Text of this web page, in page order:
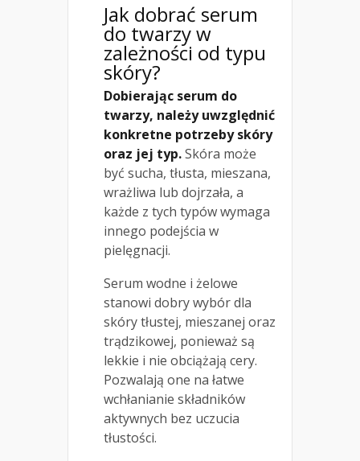
Jak dobrać serum
do twarzy w
zależności od typu
skóry?
Dobierając serum do
twarzy, należy uwzględnić
konkretne potrzeby skóry
oraz jej typ.Skóra może
być sucha, tłusta, mieszana,
wrażliwa lub dojrzała, a
każde z tych typów wymaga
innego podejścia w
pielęgnacji.
Serum wodne i żelowe
stanowi dobry wybór dla
skóry tłustej, mieszanej oraz
trądzikowej, ponieważ są
lekkie i nie obciążają cery.
Pozwalają one na łatwe
wchłanianie składników
aktywnych bez uczucia
tłustości.